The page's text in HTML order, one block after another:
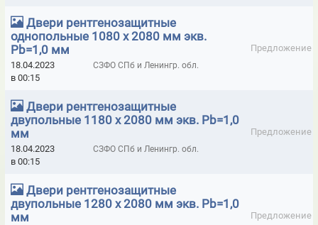
ДИЭЛЕКТРИЧЕСКИЕ ПОДМОСТИ
ДИЭЛЕКТРИЧЕСКИЕ ПОДСТАВКИ
ДИЭЛЕКТРИЧЕСКИЕ СРЕДСТВА ЗАЩИТЫ
ДИЭЛЕКТРИЧЕСКИЕ СТРЕМЯНКИ
ДОБОРЫ К ДВЕРЯМ КАПЕЛЬ
ДОЗИМЕТРЫ- РАДИОМЕТРЫ БЫТОВЫЕ
ДОЗИМЕТРЫ-РАДИОМЕТРЫ ПРОФЕССИОНАЛЬНЫЕ
ЗАЗЕМЛЕНИЯ ПЕРЕНОСНЫЕ ЛИНЕЙНЫЕ ДО 1 КВТ
ЗАЗЕМЛЕНИЯ ПЕРЕНОСНЫЕ ЛИНЕЙНЫЕ ДО 10 КВТ
Двери рентгенозащитные
однопольные 1080 х 2080 мм экв.
Pb=1,0 мм
Предложение
18.04.2023
в 00:15
СЗФО СПб и Ленингр. обл.
Двери рентгенозащитные
двупольные 1180 х 2080 мм экв. Pb=1,0
мм
Предложение
18.04.2023
в 00:15
СЗФО СПб и Ленингр. обл.
Двери рентгенозащитные
двупольные 1280 х 2080 мм экв. Pb=1,0
мм
Предложение